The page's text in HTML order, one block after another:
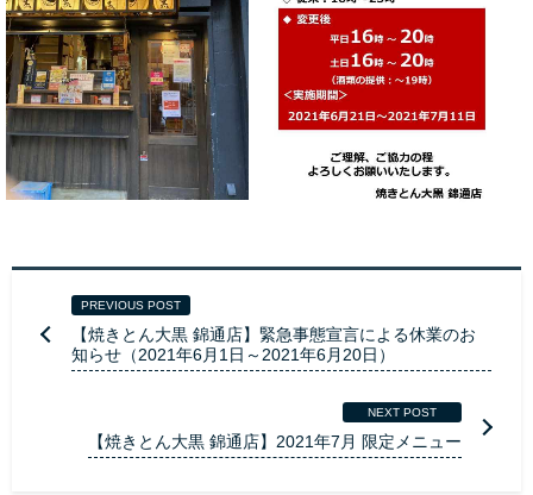
PREVIOUS POST
【焼きとん大黒 錦通店】緊急事態宣言による休業のお
知らせ（2021年6月1日～2021年6月20日）
NEXT POST
【焼きとん大黒 錦通店】2021年7月 限定メニュー